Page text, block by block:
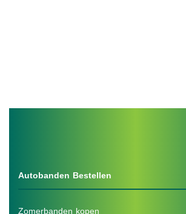
Autobanden Bestellen
Zomerbanden kopen